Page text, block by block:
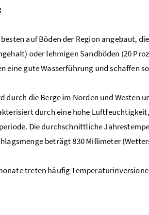
auf Böden der Region angebaut,
oder lehmigen Sandböden (20
eine gute Wasserführung und schaffen
durch die Berge im Norden und Westen
durch eine hohe
Die durchschnittliche
beträgt 830 Millimeter
treten häufig